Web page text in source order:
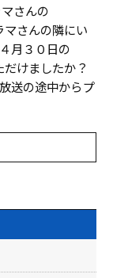
さんの
さんの隣にい
月３０日の
けましたか？
送の途中からプ